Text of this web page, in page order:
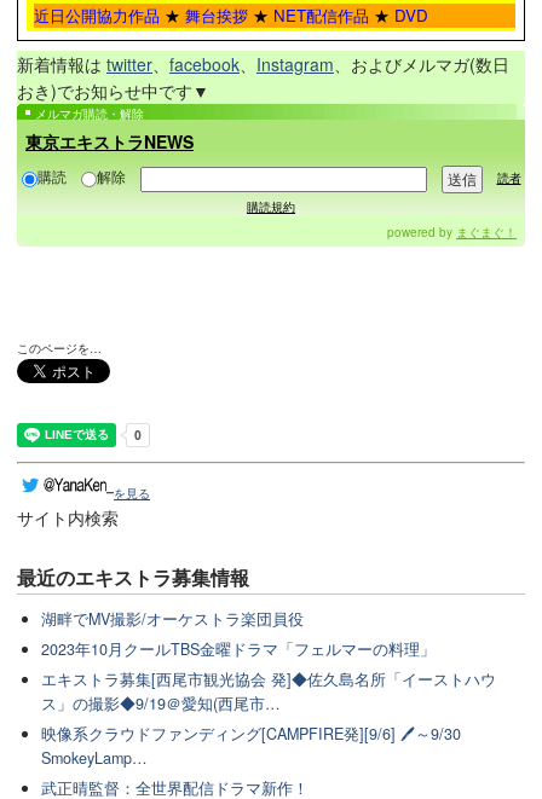
近日公開協力作品 ★ 舞台挨拶 ★ NET配信作品 ★ DVD
新着情報は twitter、 facebook、 Instagram、およびメルマガ(数日
おき)でお知らせ中です▼
メルマガ購読・解除
東京エキストラNEWS
購読 解除
読者
購読規約
powered by まぐまぐ！
このページを…
を見る
サイト内検索
最近のエキストラ募集情報
湖畔でMV撮影/オーケストラ楽団員役
2023年10月クールTBS金曜ドラマ「フェルマーの料理」
エキストラ募集[西尾市観光協会 発]◆佐久島名所「イーストハウ
ス」の撮影◆9/19＠愛知(西尾市…
映像系クラウドファンディング[CAMPFIRE発][9/6] 🖊～9/30
SmokeyLamp…
武正晴監督：全世界配信ドラマ新作！